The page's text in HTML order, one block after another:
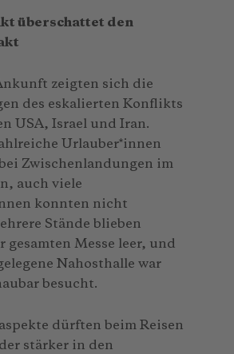
überschattet den
zeigten sich die
des eskalierten Konflikts
USA, Israel und Iran.
Urlauber*innen
Zwischenlandungen im
auch viele
konnten nicht
Stände blieben
gesamten Messe leer, und
Nahosthalle war
besucht.
dürften beim Reisen
stärker in den